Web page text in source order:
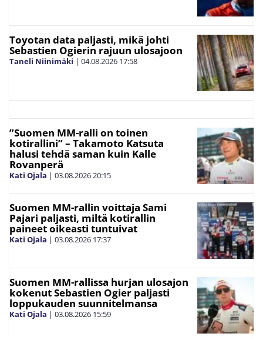
Toyotan data paljasti, mikä johti
Sebastien Ogierin rajuun ulosajoon
Taneli Niinimäki | 04.08.2026 17:58
”Suomen MM-ralli on toinen
kotirallini” – Takamoto Katsuta
halusi tehdä saman kuin Kalle
Rovanperä
Kati Ojala | 03.08.202620:15
Suomen MM-rallin voittaja Sami
Pajari paljasti, miltä kotirallin
paineet oikeasti tuntuivat
Kati Ojala | 03.08.2026 17:37
Suomen MM-rallissa hurjan ulosajon
kokenut Sebastien Ogier paljasti
loppukauden suunnitelmansa
Kati Ojala | 03.08.2026 15:59